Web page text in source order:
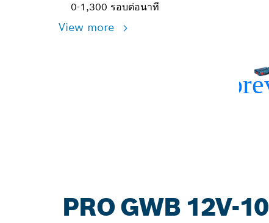
0-1,300 รอบต่อนาที
View more
PRO GWB 12V-10